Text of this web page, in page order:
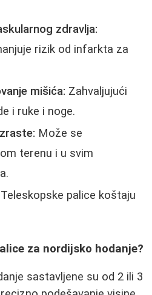
zdravlja:
rizik od infarkta za
mišića: Zahvaljujući
i ruke i noge.
Može se
terenu i u svim
Teleskopske palice koštaju
za nordijsko hodanje?
sastavljene su od 2 ili 3